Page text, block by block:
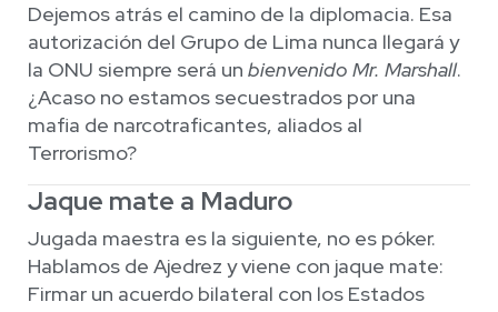
Dejemos atrás el camino de la diplomacia. Esa
autorización del Grupo de Lima nunca llegará y
la ONU siempre será un bienvenido Mr. Marshall.
¿Acaso no estamos secuestrados por una
mafia de narcotraficantes, aliados al
Terrorismo?
Jaque mate a Maduro
Jugada maestra es la siguiente, no es póker.
Hablamos de Ajedrez y viene con jaque mate:
Firmar un acuerdo bilateral con los Estados